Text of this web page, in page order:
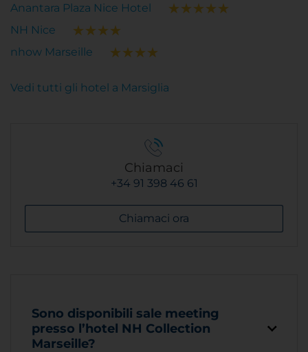
Anantara Plaza Nice Hotel
NH Nice
nhow Marseille
Vedi tutti gli hotel a Marsiglia
Chiamaci
+34 91 398 46 61
Chiamaci ora
Sono disponibili sale meeting
presso l’hotel NH Collection
Marseille?